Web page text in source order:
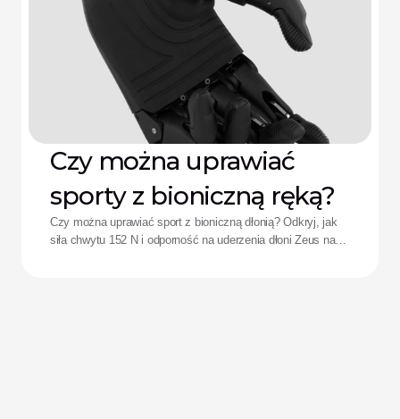
Czy można uprawiać
sporty z bioniczną ręką?
Czy można uprawiać sport z bioniczną dłonią? Odkryj, jak
siła chwytu 152 N i odporność na uderzenia dłoni Zeus na